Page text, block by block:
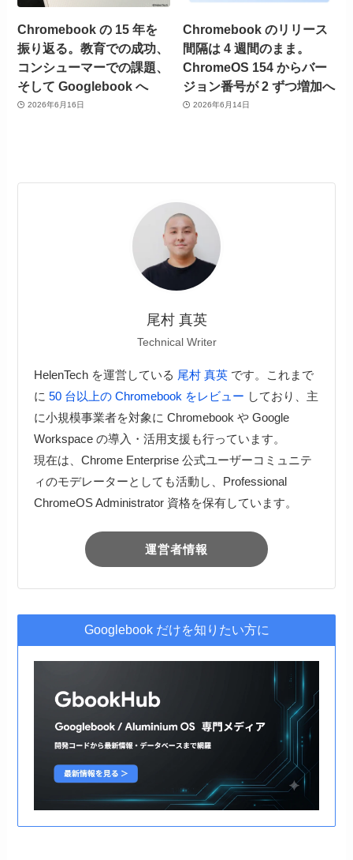
Chromebook の 15 年を
振り返る。教育での成功、
コンシューマーでの課題、
そして Googlebook へ
2026年6月16日
Chromebook のリリース
間隔は 4 週間のまま。
ChromeOS 154 からバー
ジョン番号が 2 ずつ増加へ
2026年6月14日
尾村 真英
Technical Writer
HelenTech を運営している 尾村 真英です。これまで
に 50 台以上の Chromebook をレビュー しており、主
に小規模事業者を対象に Chromebook や Google
Workspace の導入・活用支援も行っています。
現在は、Chrome Enterprise 公式ユーザーコミュニテ
ィのモデレーターとしても活動し、Professional
ChromeOS Administrator 資格を保有しています。
運営者情報
Googlebook だけを知りたい方に